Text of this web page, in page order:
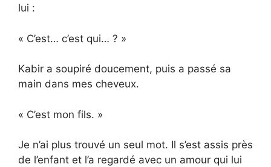
lui :
« C’est… c’est qui… ? »
Kabir a soupiré doucement, puis a passé sa
main dans mes cheveux.
« C’est mon fils. »
Je n’ai plus trouvé un seul mot. Il s’est assis près
de l’enfant et l’a regardé avec un amour qui lui